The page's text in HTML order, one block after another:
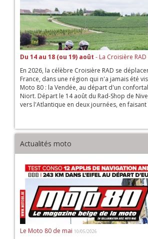
Du 14 au 18 (ou 19) août - La Croisière
En 2026, la célèbre Croisière RAD se
France, dans une région qui n'a jamais été
Moto 80 : la Vendée, au départ d'un
Niort. Départ le 14 août du Rad-Shop de
vers l'Atlantique en deux journées, en
Actualités moto
Le Moto 80 de mai 10/05/2026